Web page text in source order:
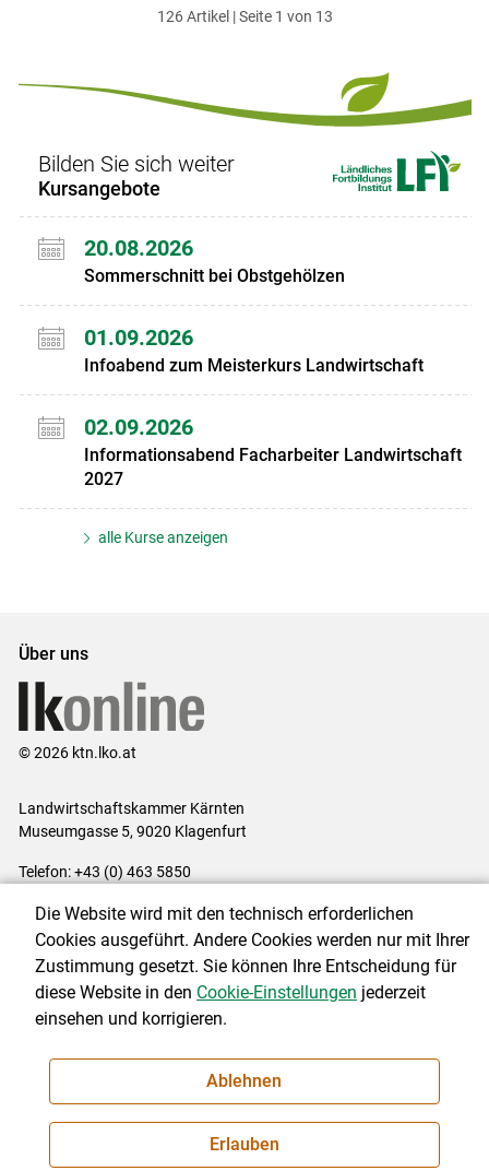
erstenzum
zum
126 Artikel | Seite 1 von 13
Bilden Sie sich weiter
Kursangebote
20.08.2026
Sommerschnitt bei Obstgehölzen
01.09.2026
Infoabend zum Meisterkurs Landwirtschaft
02.09.2026
Informationsabend Facharbeiter Landwirtschaft
2027
alle Kurse anzeigen
Über uns
© 2026 ktn.lko.at
Landwirtschaftskammer Kärnten
Museumgasse 5, 9020 Klagenfurt
Telefon: +43 (0) 463 5850
Impressum|Kontakt|Datenschutzerklärung|Barrierefreiheit|
Cookie-Einstellungen
NEWSLETTER
Die Website wird mit den technisch erforderlichen
Cookies ausgeführt. Andere Cookies werden nur mit Ihrer
Zustimmung gesetzt. Sie können Ihre Entscheidung für
diese Website in den Cookie-Einstellungen jederzeit
einsehen und korrigieren.
Ablehnen
Erlauben